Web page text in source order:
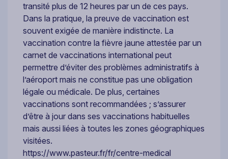
transité plus de 12 heures par un de ces pays.
Dans la pratique, la preuve de vaccination est
souvent exigée de manière indistincte. La
vaccination contre la fièvre jaune attestée par un
carnet de vaccinations international peut
permettre d’éviter des problèmes administratifs à
l’aéroport mais ne constitue pas une obligation
légale ou médicale. De plus, certaines
vaccinations sont recommandées ; s’assurer
d’être à jour dans ses vaccinations habituelles
mais aussi liées à toutes les zones géographiques
visitées.
https://www.pasteur.fr/fr/centre-medical